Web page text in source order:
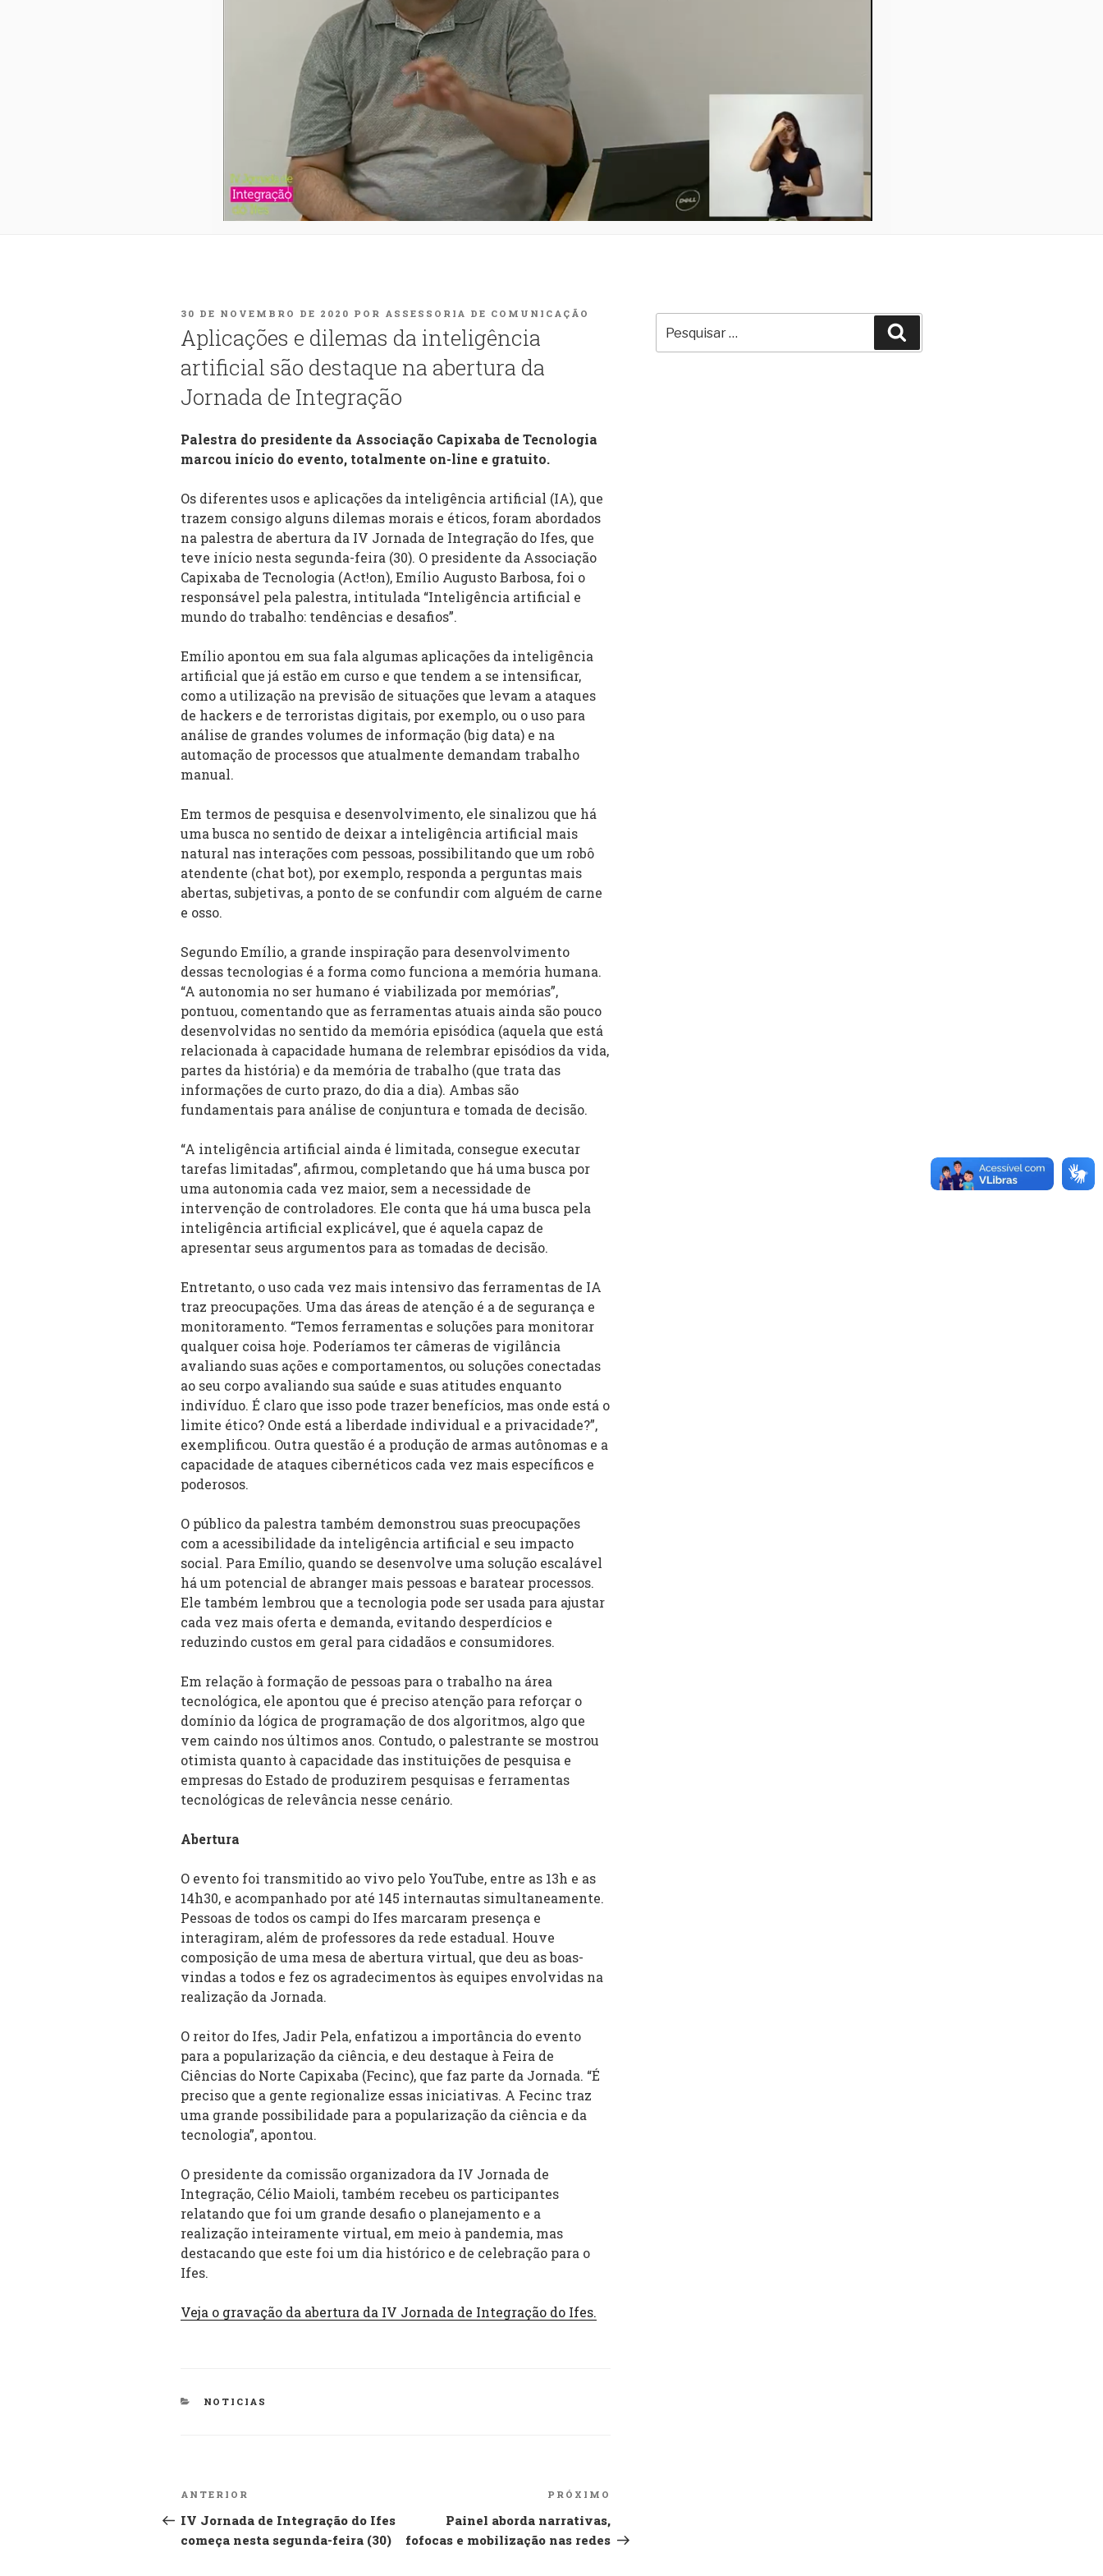
PUBLICADO
30 DE NOVEMBRO DE 2020 POR ASSESSORIA DE COMUNICAÇÃO
Aplicações e dilemas da inteligência
artificial são destaque na abertura da
Jornada de Integração
Palestra do presidente da Associação Capixaba de Tecnologia
marcou início do evento, totalmente on-line e gratuito.
Os diferentes usos e aplicações da inteligência artificial (IA), que
trazem consigo alguns dilemas morais e éticos, foram abordados
na palestra de abertura da IV Jornada de Integração do Ifes, que
teve início nesta segunda-feira (30). O presidente da Associação
Capixaba de Tecnologia (Act!on), Emílio Augusto Barbosa, foi o
responsável pela palestra, intitulada “Inteligência artificial e
mundo do trabalho: tendências e desafios”.
Emílio apontou em sua fala algumas aplicações da inteligência
artificial que já estão em curso e que tendem a se intensificar,
como a utilização na previsão de situações que levam a ataques
de hackers e de terroristas digitais, por exemplo, ou o uso para
análise de grandes volumes de informação (big data) e na
automação de processos que atualmente demandam trabalho
manual.
Em termos de pesquisa e desenvolvimento, ele sinalizou que há
uma busca no sentido de deixar a inteligência artificial mais
natural nas interações com pessoas, possibilitando que um robô
atendente (chat bot), por exemplo, responda a perguntas mais
abertas, subjetivas, a ponto de se confundir com alguém de carne
e osso.
Segundo Emílio, a grande inspiração para desenvolvimento
dessas tecnologias é a forma como funciona a memória humana.
“A autonomia no ser humano é viabilizada por memórias”,
pontuou, comentando que as ferramentas atuais ainda são pouco
desenvolvidas no sentido da memória episódica (aquela que está
relacionada à capacidade humana de relembrar episódios da vida,
partes da história) e da memória de trabalho (que trata das
informações de curto prazo, do dia a dia). Ambas são
fundamentais para análise de conjuntura e tomada de decisão.
“A inteligência artificial ainda é limitada, consegue executar
tarefas limitadas”, afirmou, completando que há uma busca por
uma autonomia cada vez maior, sem a necessidade de
intervenção de controladores. Ele conta que há uma busca pela
inteligência artificial explicável, que é aquela capaz de
apresentar seus argumentos para as tomadas de decisão.
Entretanto, o uso cada vez mais intensivo das ferramentas de IA
traz preocupações. Uma das áreas de atenção é a de segurança e
monitoramento. “Temos ferramentas e soluções para monitorar
qualquer coisa hoje. Poderíamos ter câmeras de vigilância
avaliando suas ações e comportamentos, ou soluções conectadas
ao seu corpo avaliando sua saúde e suas atitudes enquanto
indivíduo. É claro que isso pode trazer benefícios, mas onde está o
limite ético? Onde está a liberdade individual e a privacidade?”,
exemplificou. Outra questão é a produção de armas autônomas e a
capacidade de ataques cibernéticos cada vez mais específicos e
poderosos.
O público da palestra também demonstrou suas preocupações
com a acessibilidade da inteligência artificial e seu impacto
social. Para Emílio, quando se desenvolve uma solução escalável
há um potencial de abranger mais pessoas e baratear processos.
Ele também lembrou que a tecnologia pode ser usada para ajustar
cada vez mais oferta e demanda, evitando desperdícios e
reduzindo custos em geral para cidadãos e consumidores.
Em relação à formação de pessoas para o trabalho na área
tecnológica, ele apontou que é preciso atenção para reforçar o
domínio da lógica de programação de dos algoritmos, algo que
vem caindo nos últimos anos. Contudo, o palestrante se mostrou
otimista quanto à capacidade das instituições de pesquisa e
empresas do Estado de produzirem pesquisas e ferramentas
tecnológicas de relevância nesse cenário.
Abertura
O evento foi transmitido ao vivo pelo YouTube, entre as 13h e as
14h30, e acompanhado por até 145 internautas simultaneamente.
Pessoas de todos os campi do Ifes marcaram presença e
interagiram, além de professores da rede estadual. Houve
composição de uma mesa de abertura virtual, que deu as boas-
vindas a todos e fez os agradecimentos às equipes envolvidas na
realização da Jornada.
O reitor do Ifes, Jadir Pela, enfatizou a importância do evento
para a popularização da ciência, e deu destaque à Feira de
Ciências do Norte Capixaba (Fecinc), que faz parte da Jornada. “É
preciso que a gente regionalize essas iniciativas. A Fecinc traz
uma grande possibilidade para a popularização da ciência e da
tecnologia”, apontou.
O presidente da comissão organizadora da IV Jornada de
Integração, Célio Maioli, também recebeu os participantes
relatando que foi um grande desafio o planejamento e a
realização inteiramente virtual, em meio à pandemia, mas
destacando que este foi um dia histórico e de celebração para o
Ifes.
Veja o gravação da abertura da IV Jornada de Integração do Ifes.
CATEGORIAS
NOTICIAS
Navegação
de
Post
Post
anterior
ANTERIOR
IV Jornada de Integração do Ifes
começa nesta segunda-feira (30)
PRÓXIMO
Painel aborda narrativas,
fofocas e mobilização nas redes
por: